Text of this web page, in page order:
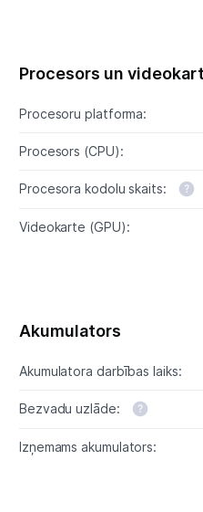
Procesors un
Procesoru platforma:
Procesors (CPU):
Procesora kodolu skaits:
Videokarte (GPU):
Akumulators
Akumulatora darbības laiks:
Bezvadu uzlāde:
Izņemams akumulators: